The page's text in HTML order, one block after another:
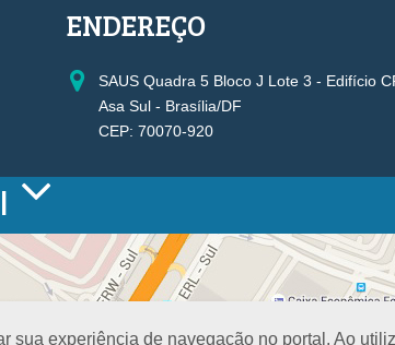
sua experiência de navegação no portal. Ao
ENDEREÇO
SAUS Quadra 5 Bloco J Lote 3 - Edifício
Asa Sul - Brasília/DF
CEP: 70070-920
VICE-
Administrativa
Controle Interno